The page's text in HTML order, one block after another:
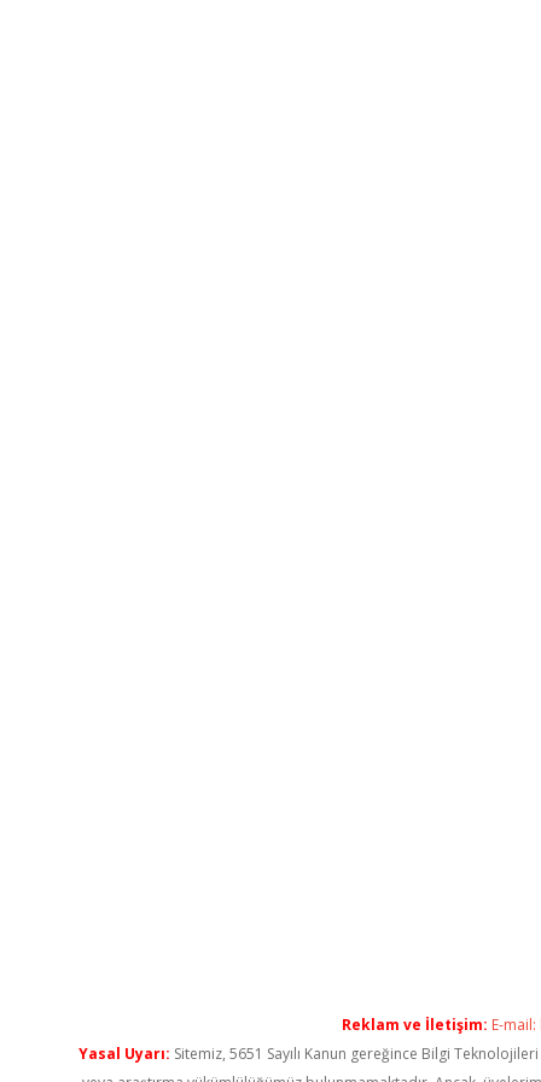
Reklam ve İletişim: E-mail:
Yasal Uyarı: Sitemiz, 5651 Sayılı Kanun gereğince Bilgi